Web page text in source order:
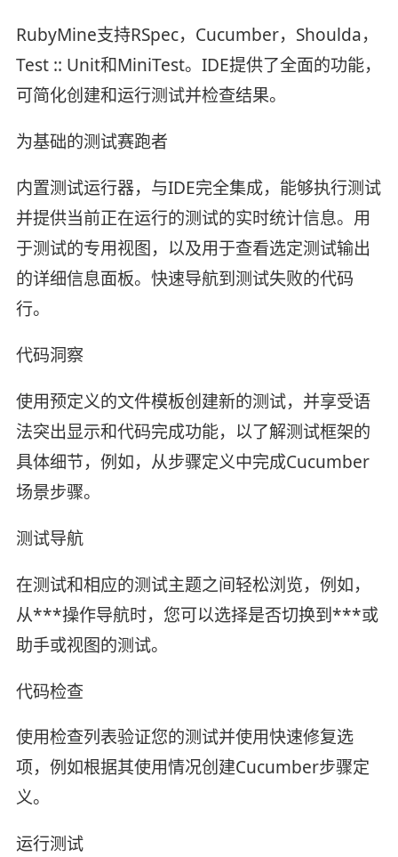
RubyMine支持RSpec，Cucumber，Shoulda，
Test :: Unit和MiniTest。IDE提供了全面的功能，
可简化创建和运行测试并检查结果。
为基础的测试赛跑者
内置测试运行器，与IDE完全集成，能够执行测试
并提供当前正在运行的测试的实时统计信息。用
于测试的专用视图，以及用于查看选定测试输出
的详细信息面板。快速导航到测试失败的代码
行。
代码洞察
使用预定义的文件模板创建新的测试，并享受语
法突出显示和代码完成功能，以了解测试框架的
具体细节，例如，从步骤定义中完成Cucumber
场景步骤。
测试导航
在测试和相应的测试主题之间轻松浏览，例如，
从***操作导航时，您可以选择是否切换到***或
助手或视图的测试。
代码检查
使用检查列表验证您的测试并使用快速修复选
项，例如根据其使用情况创建Cucumber步骤定
义。
运行测试